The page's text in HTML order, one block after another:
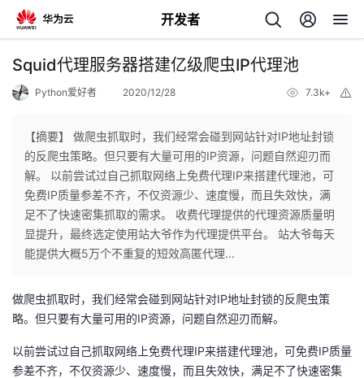
开发者
返
个
人
页
我
开
发
的
开
我
的
我
Squid代理服务器搭建亿级爬虫IP代理池
Python爱好者 2020/12/28 7.3k+
【摘要】 做爬虫抓取时，我们经常会碰到网站针对IP地址封锁
的反爬虫策略。但只要有大量可用的IP资源，问题自然迎刃而
解。 以前尝试过自己抓取网络上免费代理IP来搭建代理池，可
免费IP质量参差不齐，不仅资源少、速度慢，而且失效快，满
足不了快速密集抓取的需求。 收费代理提供的代理资源质量明
显提升，最终选定使用站大爷作为代理提供平台。 站大爷每天
能提供大概5万个不重复的短效高匿代理...
做爬虫抓取时，我们经常会碰到网站针对IP地址封锁的反爬虫策
略。但只要有大量可用的IP资源，问题自然迎刃而解。
以前尝试过自己抓取网络上免费代理IP来搭建代理池，可免费IP质量
参差不齐，不仅资源少、速度慢，而且失效快，满足不了快速密集